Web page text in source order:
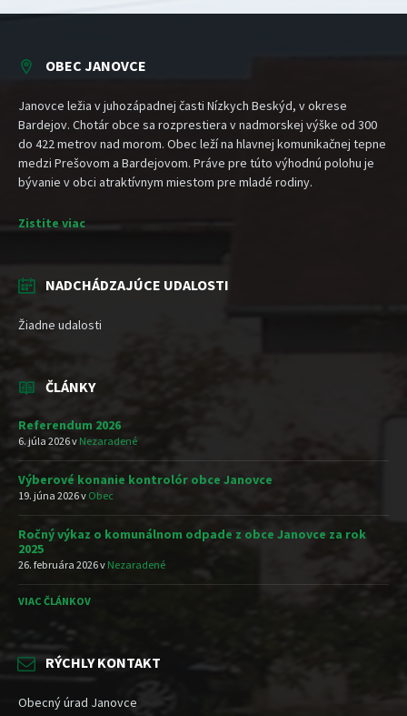
OBEC JANOVCE
Janovce ležia v juhozápadnej časti Nízkych Beskýd, v okrese
Bardejov. Chotár obce sa rozprestiera v nadmorskej výške od 300
do 422 metrov nad morom. Obec leží na hlavnej komunikačnej tepne
medzi Prešovom a Bardejovom. Práve pre túto výhodnú polohu je
bývanie v obci atraktívnym miestom pre mladé rodiny.
Zistite viac
NADCHÁDZAJÚCE UDALOSTI
Žiadne udalosti
ČLÁNKY
Referendum 2026
6. júla 2026v Nezaradené
Výberové konanie kontrolór obce Janovce
19. júna 2026v Obec
Ročný výkaz o komunálnom odpade z obce Janovce za rok
2025
26. februára 2026v Nezaradené
VIAC ČLÁNKOV
RÝCHLY KONTAKT
Obecný úrad Janovce